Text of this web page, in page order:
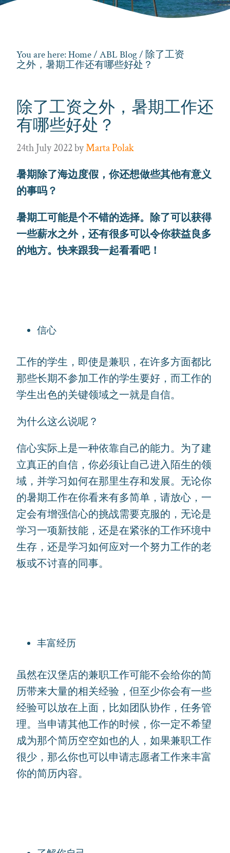
You are here:Home/ ABL Blog/ 除了工资
之外，暑期工作还有哪些好处？
除了工资之外，暑期工作还
有哪些好处？
24th July 2022byMarta Polak
暑期除了海边度假，你还想做些其他有意义
的事吗？
暑期工可能是个不错的选择。除了可以获得
一些薪水之外，还有很多可以令你获益良多
的地方。快来跟我一起看看吧！
信心
工作的学生，即使是兼职，在许多方面都比
那些长期不参加工作的学生要好，而工作的
学生出色的关键领域之一就是自信。
为什么这么说呢？
信心实际上是一种依靠自己的能力。为了建
立真正的自信，你必须让自己进入陌生的领
域，并学习如何在那里生存和发展。无论你
的暑期工作在你看来有多简单，请放心，一
定会有增强信心的挑战需要克服的，无论是
学习一项新技能，还是在紧张的工作环境中
生存，还是学习如何应对一个努力工作的老
板或不讨喜的同事。
丰富经历
虽然在汉堡店的兼职工作可能不会给你的简
历带来大量的相关经验，但至少你会有一些
经验可以放在上面，比如团队协作，任务管
理。当申请其他工作的时候，你一定不希望
成为那个简历空空如也的人，如果兼职工作
很少，那么你也可以申请志愿者工作来丰富
你的简历内容。